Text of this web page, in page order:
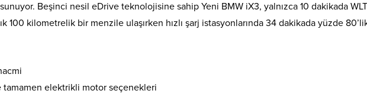
Beşinci nesil eDrive teknolojisine sahip Yeni BMW iX3, yalnızca 10 dakikada
100 kilometrelik bir menzile ulaşırken hızlı şarj istasyonlarında 34 dakikada yüzde
elektrikli motor seçenekleri